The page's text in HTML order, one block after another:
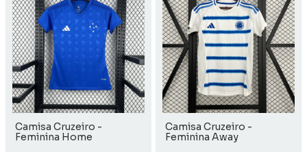
Camisa Cruzeiro -
Feminina Home
Camisa Cruzeiro -
Feminina Away